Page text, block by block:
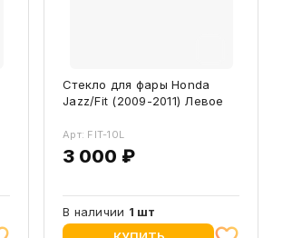
Стекло для фары Honda
Jazz/Fit (2009-2011) Левое
Арт: FIT-10L
3 000 ₽
В наличии 1 шт